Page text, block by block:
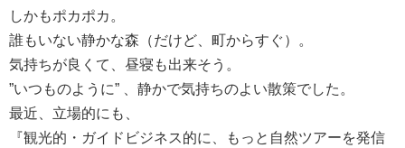
しかもポカポカ。
誰もいない静かな森（だけど、町からすぐ）。
気持ちが良くて、昼寝も出来そう。
”いつものように” 、静かで気持ちのよい散策でした。
最近、立場的にも、
『観光的・ガイドビジネス的に、もっと自然ツアーを発信